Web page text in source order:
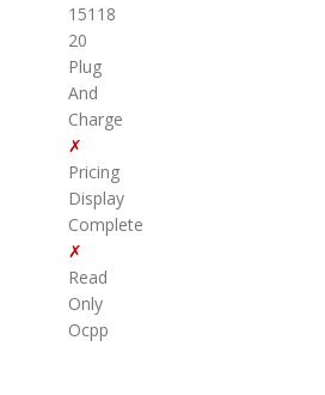
15118
20
Plug
And
Charge
✗
Pricing
Display
Complete
✗
Read
Only
Ocpp